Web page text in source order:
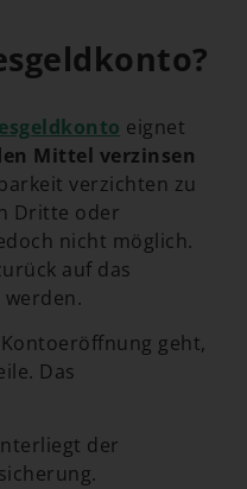
eignet
Mittel verzinsen
verzichten zu
Dritte oder
nicht möglich.
auf das
geht,
Das
der